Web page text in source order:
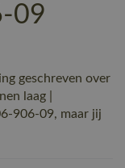
09
geschreven over
laag |
906-09, maar jij